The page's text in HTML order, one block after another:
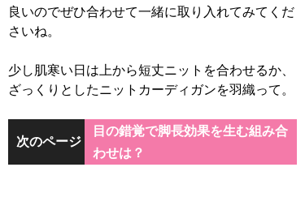
良いのでぜひ合わせて一緒に取り入れてみてくだ
さいね。
少し肌寒い日は上から短丈ニットを合わせるか、
ざっくりとしたニットカーディガンを羽織って。
次のページ
目の錯覚で脚長効果を生む組み合
わせは？